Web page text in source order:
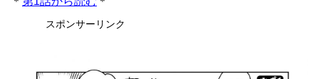
スポンサーリンク